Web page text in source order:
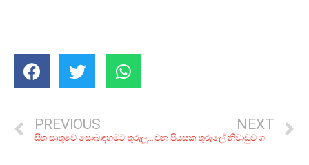
PREVIOUS
සීත සෘතුවේ සොබාදහමට තුරුලු වෙන්න! දවසක් ගත කරන්න කියාපු අපූරු වනගත නවාතැන් 8ක්
NEXT
වන පියසක තුරුලේ නිවාඩුව ගත කරන්න! උදේ ගිහින් හවස එන්න අපූරු සොබාදම් චාරිකා 8ක්